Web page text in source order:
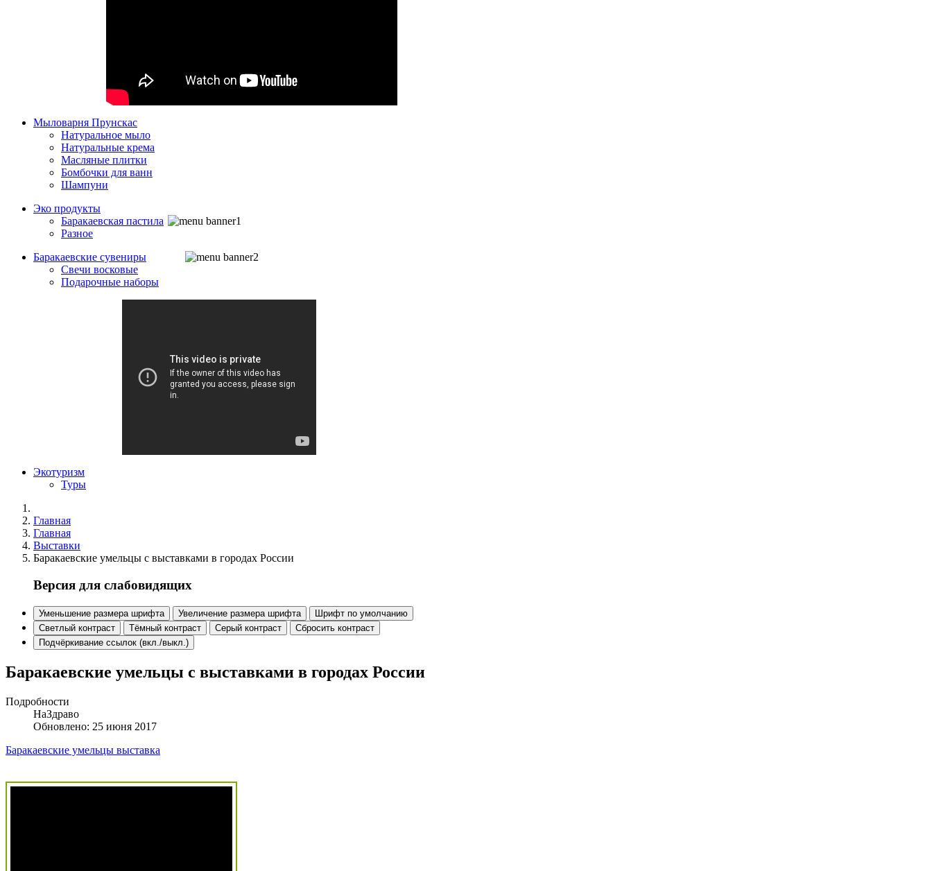
Мыловарня Прунскас
Натуральное мыло
Натуральные крема
Масляные плитки
Бомбочки для ванн
Шампуни
Эко продукты
Баракаевская пастила
Разное
Баракаевские сувениры
Свечи восковые
Подарочные наборы
Экотуризм
Туры
Главная
Главная
Выставки
Баракаевские умельцы с выставками в городах России
Версия для слабовидящих
Уменьшение размера шрифта Увеличение размера шрифта
Шрифт по умолчанию
Светлый контраст
Тёмный контраст Серый контраст
Сбросить контраст
Подчёркивание ссылок (вкл./выкл.)
Баракаевские умельцы с выставками в городах России
Подробности
НаЗдраво
Обновлено: 25 июня 2017
Баракаевские умельцы выставка